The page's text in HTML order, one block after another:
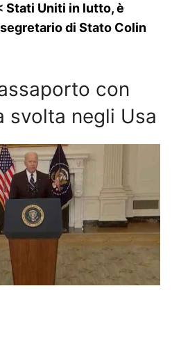
Stati Uniti in lutto, è
di Stato Colin
con
svolta negli Usa